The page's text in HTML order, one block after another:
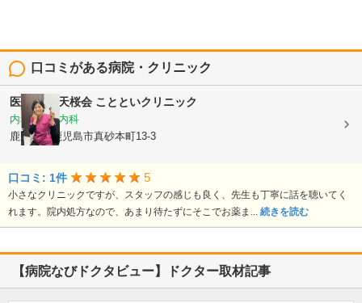
口コミがある病院・クリニック
医療法人 天桜会 ことといクリニック
内科, 血液内科
鹿児島県鹿児島市真砂本町13-3
口コミ: 1件 5
小さなクリニックですが、スタッフの感じも良く、先生も丁寧に話を聴いてく
れます。院内処方なので、あまり待たずにそこでお薬ま... 続きを読む
【病院なびドクタビュー】ドクター取材記事